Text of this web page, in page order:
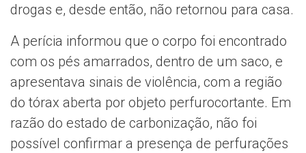
drogas e, desde então, não retornou para casa.
A perícia informou que o corpo foi encontrado
com os pés amarrados, dentro de um saco, e
apresentava sinais de violência, com a região
do tórax aberta por objeto perfurocortante. Em
razão do estado de carbonização, não foi
possível confirmar a presença de perfurações